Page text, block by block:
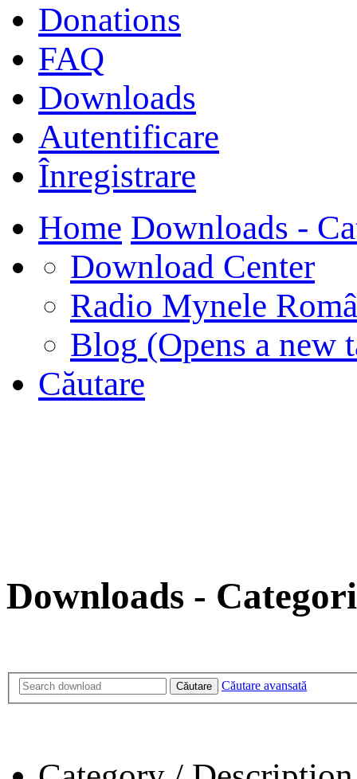
Donations
FAQ
Downloads
Autentificare
Înregistrare
Home Downloads -
Download Center
Radio Mynele
Blog (Opens a new
Căutare
Downloads -
Căutare Căutare avansată